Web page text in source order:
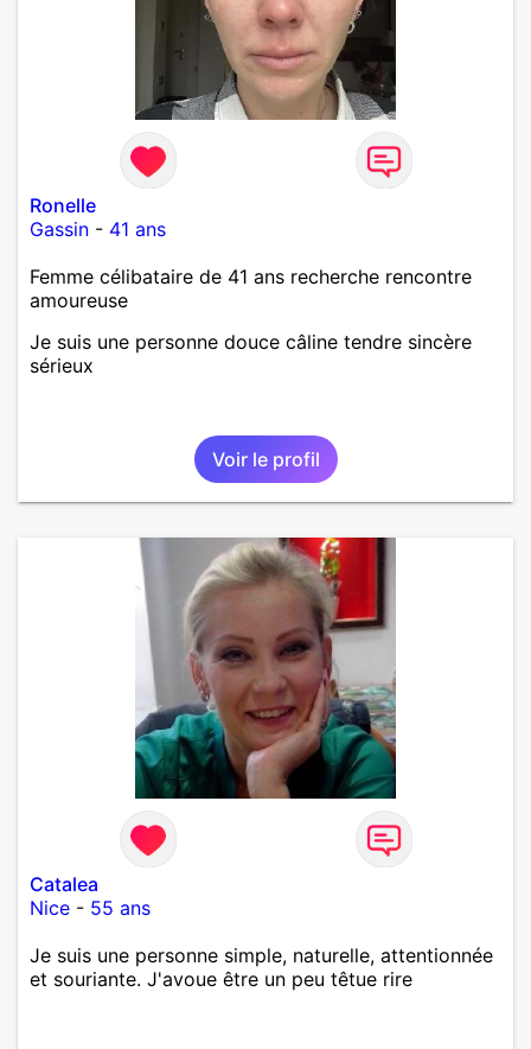
Ronelle
Gassin - 41 ans
Femme célibataire de 41 ans recherche rencontre
amoureuse
Je suis une personne douce câline tendre sincère
sérieux
Voir le profil
Catalea
Nice - 55 ans
Je suis une personne simple, naturelle, attentionnée
et souriante. J'avoue être un peu têtue rire